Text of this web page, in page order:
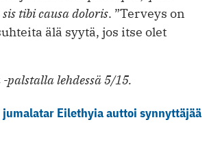
tibi causa doloris. ”Terveys on
älä syytä, jos itse olet
lehdessä 5/15.
Eilethyia auttoi synnyttäjää